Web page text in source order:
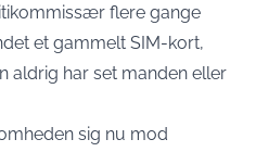
flere gange
et gammelt SIM-kort,
aldrig har set manden eller
sig nu mod